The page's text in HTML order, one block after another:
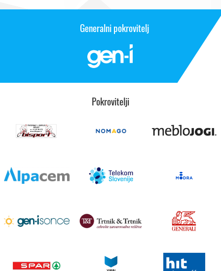
Generalni pokrovitelj
Pokrovitelji